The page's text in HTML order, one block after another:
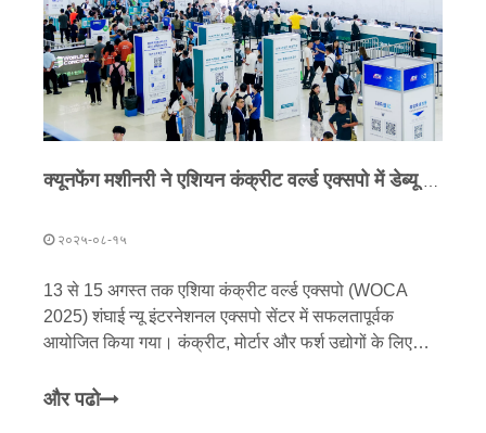
क्यूनफेंग मशीनरी ने एशियन कंक्रीट वर्ल्ड एक्सपो में डेब्यू किया, 'प्रिसिजन मैन्युफैक्चरिंग + कस्टमाइज्ड सर्विसेज' के साथ अपने वैश्विक बाजार का विस्तार किया
२०२५-०८-१५
13 से 15 अगस्त तक एशिया कंक्रीट वर्ल्ड एक्सपो (WOCA
2025) शंघाई न्यू इंटरनेशनल एक्सपो सेंटर में सफलतापूर्वक
आयोजित किया गया। कंक्रीट, मोर्टार और फर्श उद्योगों के लिए
निर्माण सामग्री मशीनरी क्षेत्र से अत्याधुनिक प्रौद्योगिकियों और
और पढो